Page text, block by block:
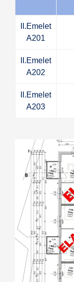
II.Emelet
A201
II.Emelet
A202
II.Emelet
A203